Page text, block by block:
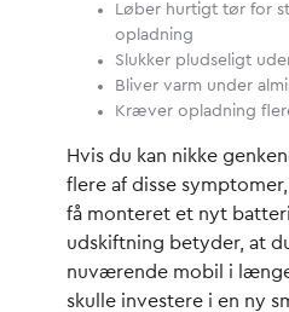
Løber hurtigt tør for
opladning
Slukker pludseligt
Bliver varm under
Kræver opladning
Hvis du kan nikke
flere af disse
få monteret et nyt
udskiftning betyder, at
nuværende mobil i
skulle investere i en ny